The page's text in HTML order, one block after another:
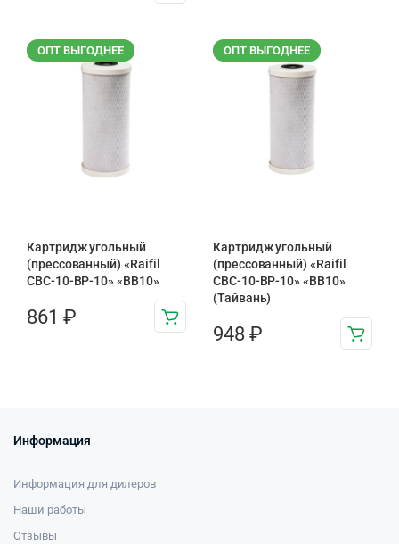
ОПТ ВЫГОДНЕЕ
Картридж угольный
(прессованный) «Raifil
CBC-10-BP-10» «BB10»
861 ₽
ОПТ ВЫГОДНЕЕ
Картридж угольный
(прессованный) «Raifil
CBC-10-BP-10» «BB10»
(Тайвань)
948 ₽
Информация
Информация для дилеров
Наши работы
Отзывы